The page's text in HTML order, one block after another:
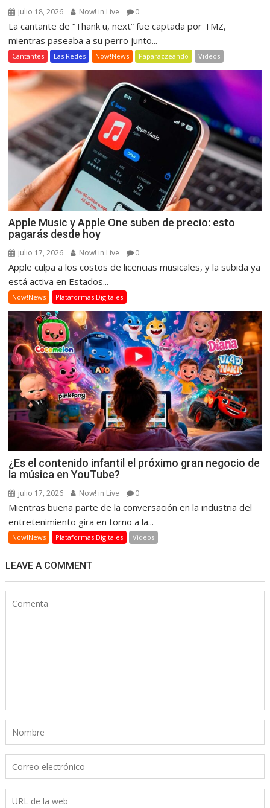
julio 18, 2026 Now! in Live 0
La cantante de “Thank u, next” fue captada por TMZ,
mientras paseaba a su perro junto...
Cantantes Las Redes Now!News Paparazzeando Videos
Apple Music y Apple One suben de precio: esto
pagarás desde hoy
julio 17, 2026 Now! in Live 0
Apple culpa a los costos de licencias musicales, y la subida ya
está activa en Estados...
Now!News Plataformas Digitales
¿Es el contenido infantil el próximo gran negocio de
la música en YouTube?
julio 17, 2026 Now! in Live 0
Mientras buena parte de la conversación en la industria del
entretenimiento gira en torno a la...
Now!News Plataformas Digitales Videos
LEAVE A COMMENT